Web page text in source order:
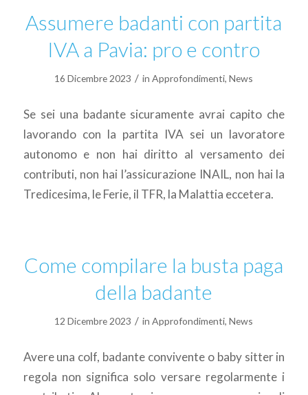
Assumere badanti con partita
IVA a Pavia: pro e contro
16 Dicembre 2023 / inApprofondimenti,News
Se sei una badante sicuramente avrai capito che
lavorando con la partita IVA sei un lavoratore
autonomo e non hai diritto al versamento dei
contributi, non hai l’assicurazione INAIL, non hai la
Tredicesima, le Ferie, il TFR, la Malattia eccetera.
Come compilare la busta paga
della badante
12 Dicembre 2023 / inApprofondimenti,News
Avere una colf, badante convivente o baby sitter in
regola non significa solo versare regolarmente i